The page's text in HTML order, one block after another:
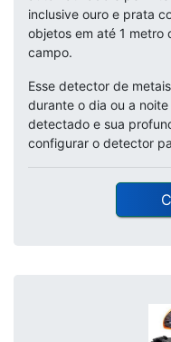
inclusive ouro e prata
objetos em até 1 metro
campo.
Esse detector de
durante o dia ou a
detectado e sua
configurar o detector